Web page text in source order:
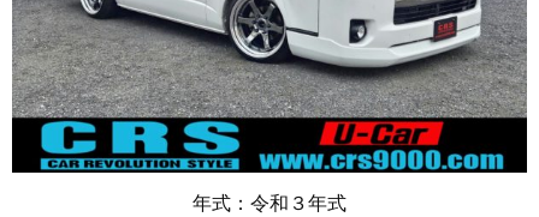
年式：令和３年式